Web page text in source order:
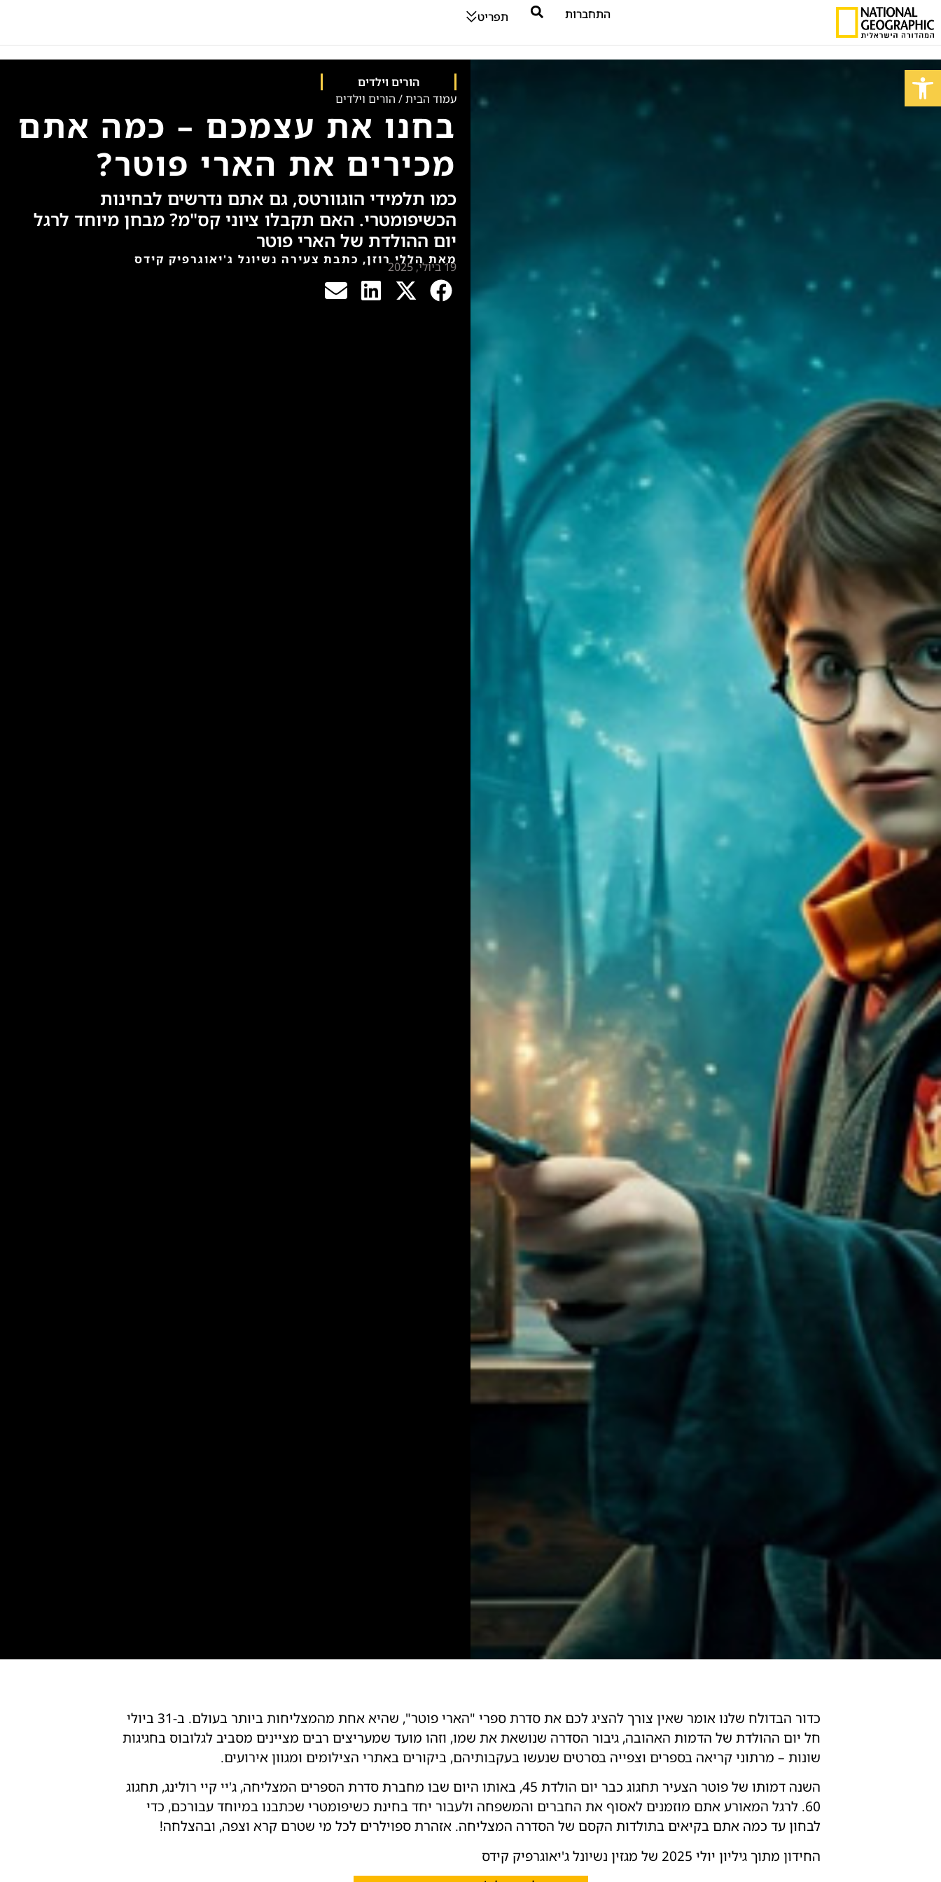
פתח סרגל נגישות
התחברות תפריט
הורים וילדים
עמוד הבית/ הורים וילדים
בחנו את עצמכם – כמה אתם
מכירים את הארי פוטר?
כמו תלמידי הוגוורטס, גם אתם נדרשים לבחינות
הכשיפומטרי. האם תקבלו ציוני קס"מ? מבחן מיוחד לרגל
יום ההולדת של הארי פוטר
מאת הללי רוזן, כתבת צעירה נשיונל ג'יאוגרפיק קידס
19 ביולי, 2025
כדור הבדולח שלנו אומר שאין צורך להציג לכם את סדרת ספרי "הארי פוטר", שהיא אחת מהמצליחות ביותר בעולם. ב-31 ביולי
חל יום ההולדת של הדמות האהובה, גיבור הסדרה שנושאת את שמו, וזהו מועד שמעריצים רבים מציינים מסביב לגלובוס בחגיגות
שונות – מרתוני קריאה בספרים וצפייה בסרטים שנעשו בעקבותיהם, ביקורים באתרי הצילומים ומגוון אירועים.
השנה דמותו של פוטר הצעיר תחגוג כבר יום הולדת 45, באותו היום שבו מחברת סדרת הספרים המצליחה, ג'יי קיי רולינג, תחגוג
60. לרגל המאורע אתם מוזמנים לאסוף את החברים והמשפחה ולעבור יחד בחינת כשיפומטרי שכתבנו במיוחד עבורכם, כדי
לבחון עד כמה אתם בקיאים בתולדות הקסם של הסדרה המצליחה. אזהרת ספוילרים לכל מי שטרם קרא וצפה, ובהצלחה!
החידון מתוך גיליון יולי 2025 של מגזין נשיונל ג'יאוגרפיק קידס